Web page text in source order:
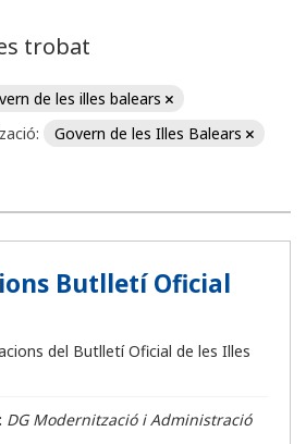
trobat
de les illes balears
Govern de les Illes Balears
Butlletí Oficial
del Butlletí Oficial de les Illes
DG Modernització i Administració